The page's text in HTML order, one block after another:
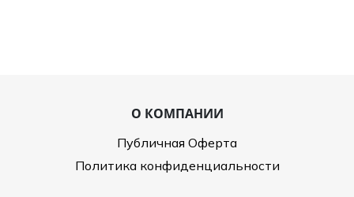
О КОМПАНИИ
Публичная Оферта
Политика конфиденциальности